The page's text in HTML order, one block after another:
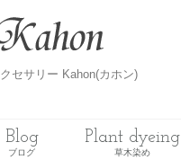
セサリー Kahon(カホン)
Blog
ブログ
Plant dyeing
草木染め